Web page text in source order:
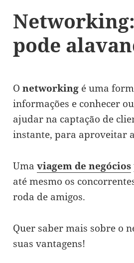
pode
Onetworking é uma
informações e conhecer
ajudar na captação de
instante, para aproveitar
Umaviagem de negócios
até mesmo os
roda de amigos.
Quer saber mais sobre o
suas vantagens!